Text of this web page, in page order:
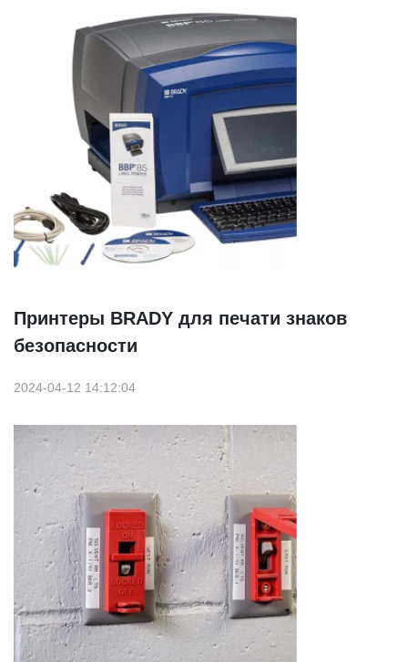
Принтеры BRADY для печати знаков
безопасности
2024-04-12 14:12:04